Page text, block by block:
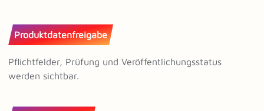
Produktdatenfreigabe
Pflichtfelder, Prüfung und Veröffentlichungsstatus
werden sichtbar.